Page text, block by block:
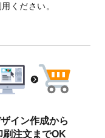
した。
デザインテンプレ
。
ーホルダーが作成で
レンダーデザイン
たしました。
ください。
イン作成から
刷注文までOK